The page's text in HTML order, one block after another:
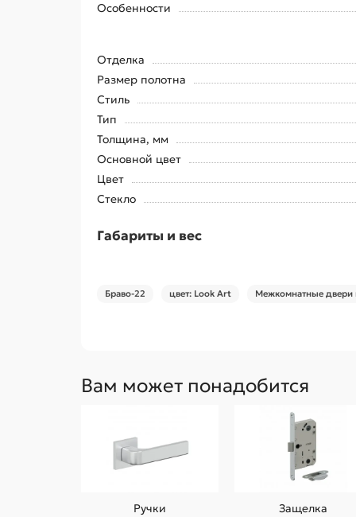
Особенности
Отделка
Размер полотна
Стиль
Тип
Толщина, мм
Основной цвет
Цвет
Стекло
Габариты и вес
Браво-22 цвет: Look Art Межкомнатные двери
Вам может понадобится
Ручки Защелка